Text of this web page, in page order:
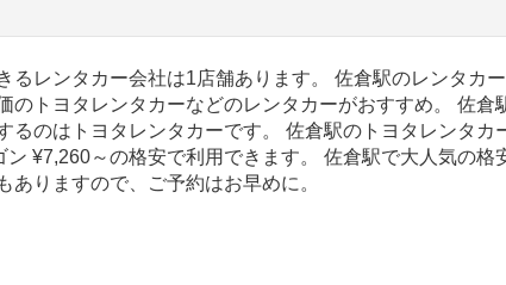
るレンタカー会社は1店舗あります。 佐倉駅のレンタカ
のトヨタレンタカーなどのレンタカーがおすすめ。 佐倉
るのはトヨタレンタカーです。 佐倉駅のトヨタレンタカ
ン ¥7,260～の格安で利用できます。 佐倉駅で大人気の格
ありますので、ご予約はお早めに。